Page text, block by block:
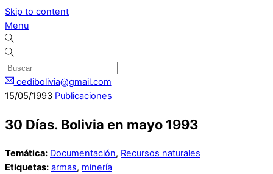
Skip to content
Menu
cedibolivia@gmail.com
15/05/1993 Publicaciones
30 Días. Bolivia en mayo 1993
Temática: Documentación, Recursos naturales
Etiquetas: armas, minería